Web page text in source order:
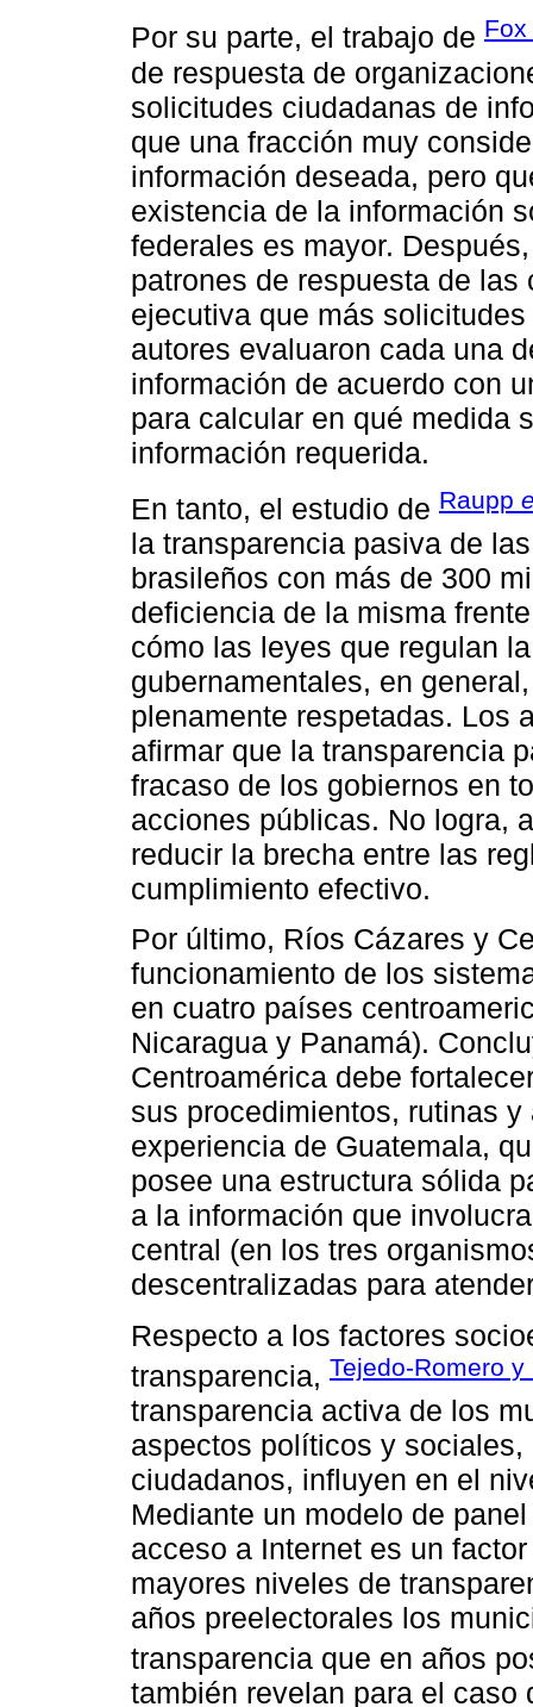
Por su parte, el trabajo de
de respuesta de
solicitudes ciudadanas de
que una fracción muy
información deseada, pero
existencia de la información
federales es mayor.
patrones de respuesta de
ejecutiva que más
autores evaluaron cada una
información de acuerdo con
para calcular en qué medida
información requerida.
En tanto, el estudio de Raupp
la transparencia pasiva de
brasileños con más de 300
deficiencia de la misma
cómo las leyes que regulan
gubernamentales, en
plenamente respetadas. Los
afirmar que la transparencia
fracaso de los gobiernos en
acciones públicas. No logra,
reducir la brecha entre las
cumplimiento efectivo.
Por último, Ríos Cázares y
funcionamiento de los
en cuatro países
Nicaragua y Panamá).
Centroamérica debe
sus procedimientos, rutinas
experiencia de Guatemala,
posee una estructura sólida
a la información que
central (en los tres
descentralizadas para
Respecto a los factores
transparencia, Tejedo-Romero
transparencia activa de los
aspectos políticos y
ciudadanos, influyen en el
Mediante un modelo de
acceso a Internet es un
mayores niveles de
años preelectorales los
transparencia que en años
también revelan para el